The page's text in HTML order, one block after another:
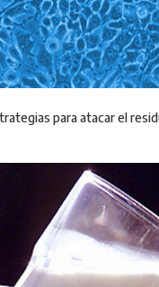
para atacar el